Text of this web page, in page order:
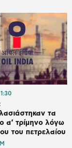
τα
α’ τρίμηνο λόγω
του πετρελαίου